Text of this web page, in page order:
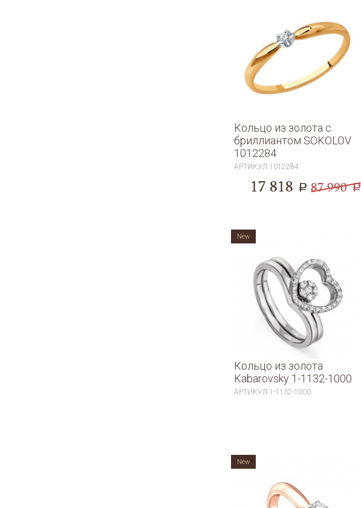
Кольцо из золота с
бриллиантом SOKOLOV
1012284
АРТИКУЛ 1012284
17 818 a 87 990 a
Кольцо из золота
Kabarovsky 1-1132-1000
АРТИКУЛ 1-1132-1000
New
New